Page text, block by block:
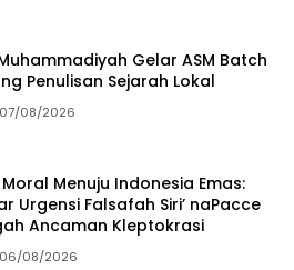
Muhammadiyah Gelar ASM Batch
Penulisan Sejarah Lokal
07/08/2026
Menuju Indonesia Emas:
Urgensi Falsafah Siri’ naPacce
Ancaman Kleptokrasi
06/08/2026